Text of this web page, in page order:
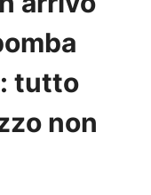
tutto
non